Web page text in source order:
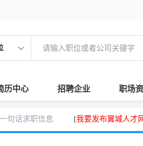
历中心 招聘企业 职场
一句话求职信息 [我要发布翼城人才